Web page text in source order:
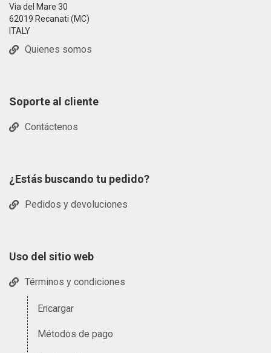
Via del Mare 30
62019 Recanati (MC)
ITALY
Quienes somos
Soporte al cliente
Contáctenos
¿Estás buscando tu pedido?
Pedidos y devoluciones
Uso del sitio web
Términos y condiciones
Encargar
Métodos de pago